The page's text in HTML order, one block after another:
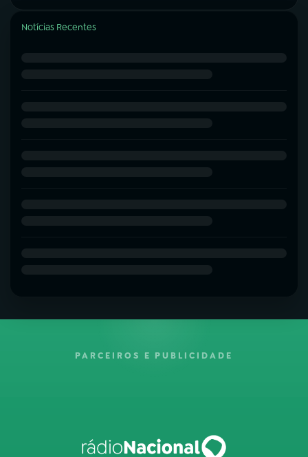
Notícias Recentes
PARCEIROS E PUBLICIDADE